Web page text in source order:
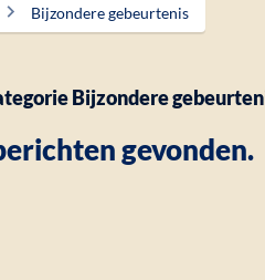
Bijzondere gebeurtenis
Bijzondere
gevonden.